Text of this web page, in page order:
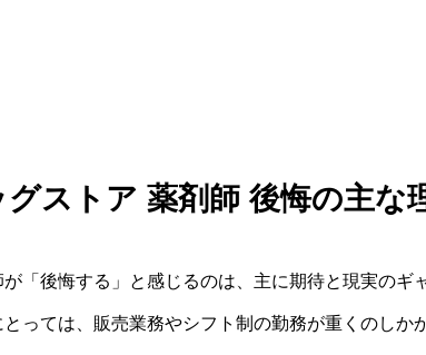
グストア 薬剤師 後悔の主な
が「後悔する」と感じるのは、主に期待と現実のギ
っては、販売業務やシフト制の勤務が重くのしか